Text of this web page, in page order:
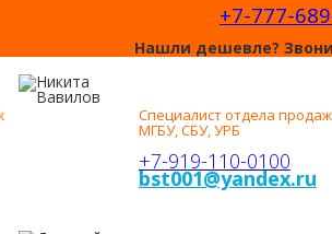
+7-777-
Нашли дешевле?
Специалист отдела продаж
МГБУ, СБУ, УРБ
+7-919-110-0100
bst001@yandex.ru